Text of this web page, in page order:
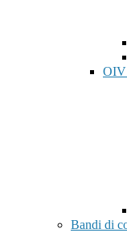
OIV
Bandi di